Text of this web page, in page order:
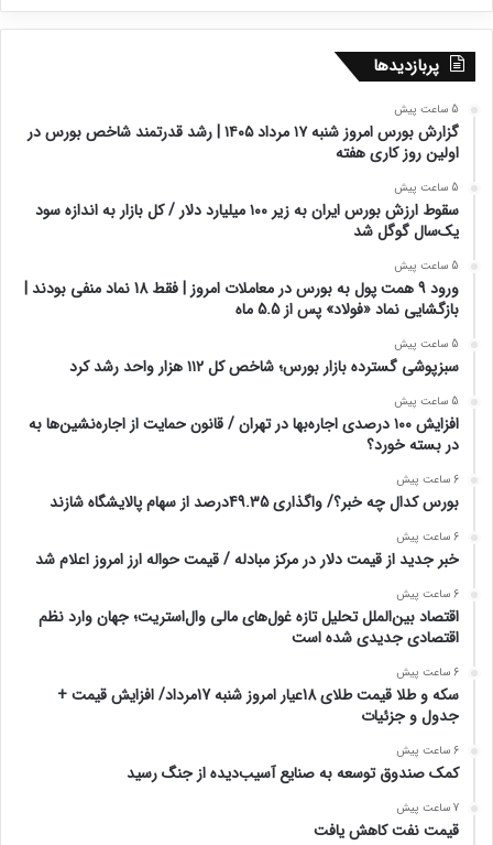
پربازدیدها
5 ساعت پیش
گزارش بورس امروز شنبه ۱۷ مرداد ۱۴۰۵ | رشد قدرتمند شاخص بورس در
اولین روز کاری هفته
5 ساعت پیش
سقوط ارزش بورس ایران به زیر ۱۰۰ میلیارد دلار / کل بازار به اندازه سود
یک‌سال گوگل شد
5 ساعت پیش
ورود 9 همت پول به بورس در معاملات امروز | فقط 18 نماد منفی بودند |
بازگشایی نماد «فولاد» پس از 5.5 ماه
5 ساعت پیش
سبزپوشی گسترده بازار بورس؛ شاخص کل ۱۱۲ هزار واحد رشد کرد
5 ساعت پیش
افزایش ۱۰۰ درصدی اجاره‌بها در تهران / قانون حمایت از اجاره‌نشین‌ها به
در بسته خورد؟
6 ساعت پیش
بورس کدال چه خبر؟/ واگذاری 49.35درصد از سهام پالایشگاه شازند
6 ساعت پیش
خبر جدید از قیمت دلار در مرکز مبادله / قیمت حواله ارز امروز اعلام شد
6 ساعت پیش
اقتصاد بین‌الملل تحلیل تازه غول‌های مالی وال‌استریت؛ جهان وارد نظم
اقتصادی جدیدی شده است
6 ساعت پیش
سکه و طلا قیمت طلای 18عیار امروز شنبه 17مرداد/ افزایش قیمت +
جدول و جزئیات
6 ساعت پیش
کمک صندوق توسعه به صنایع آسیب‌دیده از جنگ رسید
7 ساعت پیش
قیمت نفت کاهش یافت